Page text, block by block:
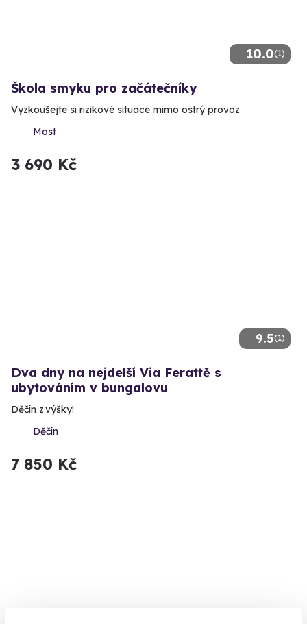
10.0(1)
Škola smyku pro začátečníky
Vyzkoušejte si rizikové situace mimo ostrý provoz
Most
3 690 Kč
9.5(1)
Dva dny na nejdelší Via Ferattě s
ubytováním v bungalovu
Děčín z výšky!
Děčín
7 850 Kč